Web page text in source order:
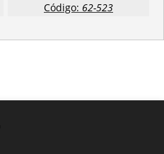
Código: 62-523